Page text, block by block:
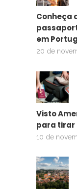
Conheça
em
20 de
Visto
para tirar
10 de